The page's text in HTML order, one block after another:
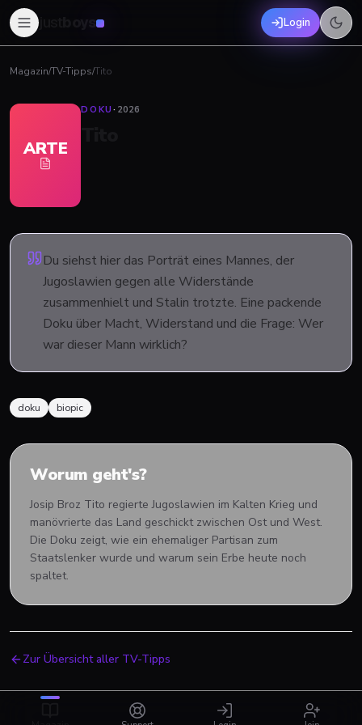
boys Login
Magazin/TV-Tipps/Tito
ARTE
DOKU· 2026
Du siehst hier das Porträt eines Mannes, der
Jugoslawien gegen alle Widerstände
zusammenhielt und Stalin trotzte. Eine packende
Doku über Macht, Widerstand und die Frage: Wer
war dieser Mann wirklich?
doku biopic
Worum geht's?
Josip Broz Tito regierte Jugoslawien im Kalten Krieg und
manövrierte das Land geschickt zwischen Ost und West.
Die Doku zeigt, wie ein ehemaliger Partisan zum
Staatslenker wurde und warum sein Erbe heute noch
spaltet.
Zur Übersicht aller TV-Tipps